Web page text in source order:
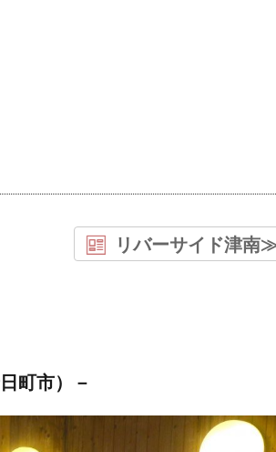
リバーサイド津南
町市）－